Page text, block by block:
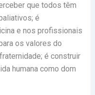
que todos têm
é
e nos profissionais
os valores do
é construir
humana como dom